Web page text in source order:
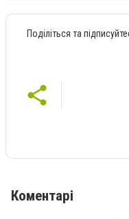
Поділіться та
Коментарі